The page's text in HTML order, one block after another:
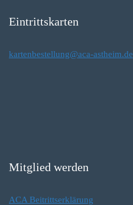
Eintrittskarten
kartenbestellung@aca-astheim.de
Mitglied werden
ACA Beitrittserklärung